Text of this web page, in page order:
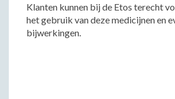
Klanten kunnen bij de Etos terecht
het gebruik van deze medicijnen en
bijwerkingen.